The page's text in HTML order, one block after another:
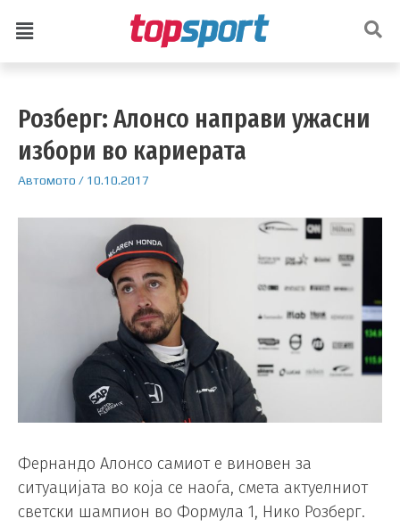
Розберг: Алонсо направи ужасни
избори во кариерата
Автомото / 10.10.2017
Фернандо Алонсо самиот е виновен за
ситуацијата во која се наоѓа, смета актуелниот
светски шампион во Формула 1, Нико Розберг.